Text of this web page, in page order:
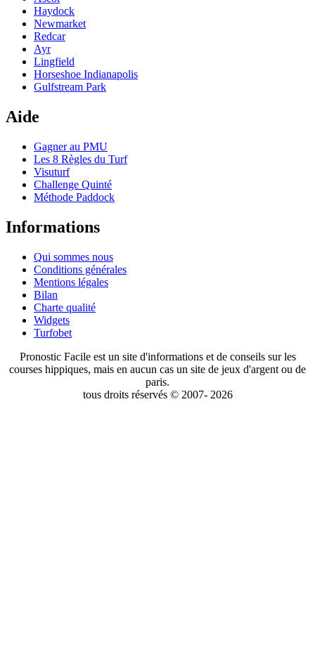
Haydock
Newmarket
Redcar
Ayr
Lingfield
Horseshoe Indianapolis
Gulfstream Park
Aide
Gagner au PMU
Les 8 Règles du Turf
Visuturf
Challenge Quinté
Méthode Paddock
Informations
Qui sommes nous
Conditions générales
Mentions légales
Bilan
Charte qualité
Widgets
Turfobet
Pronostic Facile est un site d'informations et de conseils sur les
courses hippiques, mais en aucun cas un site de jeux d'argent ou de
paris.
tous droits réservés © 2007- 2026